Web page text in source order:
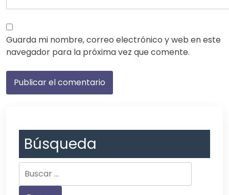
Guarda mi nombre, correo electrónico y web en este
navegador para la próxima vez que comente.
Búsqueda